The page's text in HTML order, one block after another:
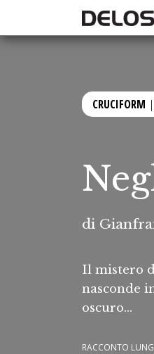
CRUCIFORM
di
Il mistero
nasconde
oscuro...
RACCONTO